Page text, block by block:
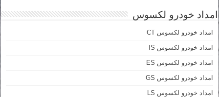
امداد خودرو لکسوس
امداد خودرو لکسوس CT
امداد خودرو لکسوس IS
امداد خودرو لکسوس ES
امداد خودرو لکسوس GS
امداد خودرو لکسوس LS